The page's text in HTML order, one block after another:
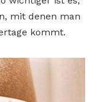
mit denen man
kommt.